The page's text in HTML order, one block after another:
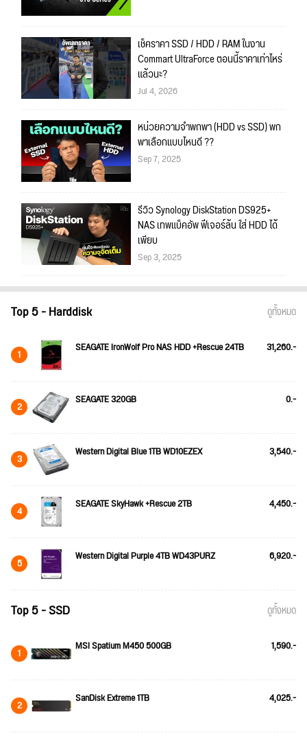
เช็คราคา SSD / HDD / RAM ในงาน
Commart UltraForce ตอนนี้ราคาเท่าไหร่
แล้วนะ?
Jul 4, 2026
หน่วยความจำพกพา (HDD vs SSD) พก
พาเลือกแบบไหนดี ??
Sep 7, 2025
รีวิว Synology DiskStation DS925+
NAS เทพแบ็คอัพ ฟีเจอร์ล้น ใส่ HDD ได้
เพียบ
Sep 3, 2025
Top 5 - Harddisk ดูทั้งหมด
1 SEAGATE IronWolf Pro NAS HDD +Rescue 24TB 31,260.-
2 SEAGATE 320GB 0.-
3 Western Digital Blue 1TB WD10EZEX 3,540.-
4 SEAGATE SkyHawk +Rescue 2TB 4,450.-
5 Western Digital Purple 4TB WD43PURZ 6,920.-
Top 5 - SSD ดูทั้งหมด
1 MSI Spatium M450 500GB 1,590.-
2 SanDisk Extreme 1TB 4,025.-